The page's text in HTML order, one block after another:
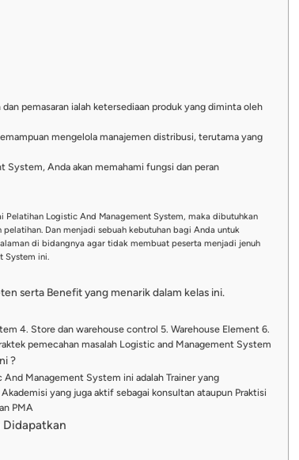
pemasaran ialah ketersediaan produk yang diminta oleh
mengelola manajemen distribusi, terutama yang
System, Anda akan memahami fungsi dan peran
Logistic And Management System, maka dibutuhkan
Dan menjadi sebuah kebutuhan bagi Anda untuk
di bidangnya agar tidak membuat peserta menjadi jenuh
System ini.
serta Benefit yang menarik dalam kelas ini.
4. Store dan warehouse control 5. Warehouse Element 6.
pemecahan masalah Logistic and Management System
?
Management System ini adalah Trainer yang
yang juga aktif sebagai konsultan ataupun Praktisi
PMA
Didapatkan